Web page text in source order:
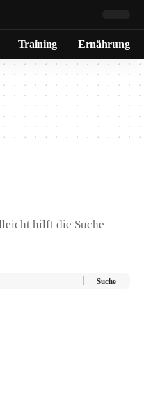
Training Ernährung
hilft die Suche